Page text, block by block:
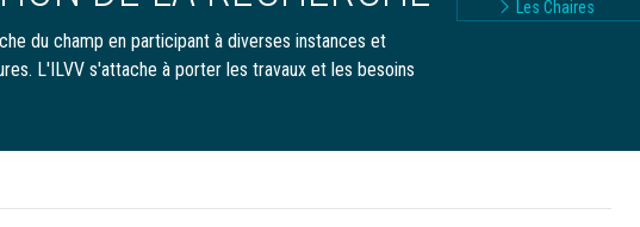
Les Chaires
du champ en participant à diverses instances et
L'ILVV s'attache à porter les travaux et les besoins